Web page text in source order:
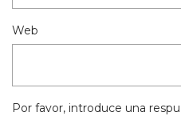
Web
Por favor, introduce una